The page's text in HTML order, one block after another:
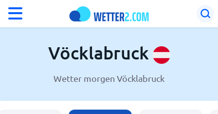
Wetter in Vöcklabruck
Vöcklabruck
Wetter morgen Vöcklabruck